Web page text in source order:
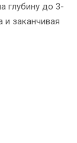
глубину до 3-
и заканчивая